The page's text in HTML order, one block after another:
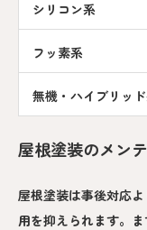
シリコン系
フッ素系
無機・ハイブリッ
屋根塗装のメン
屋根塗装は事後対応
用を抑えられます。